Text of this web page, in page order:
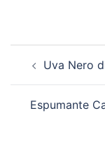
Uva Nero
Espumante